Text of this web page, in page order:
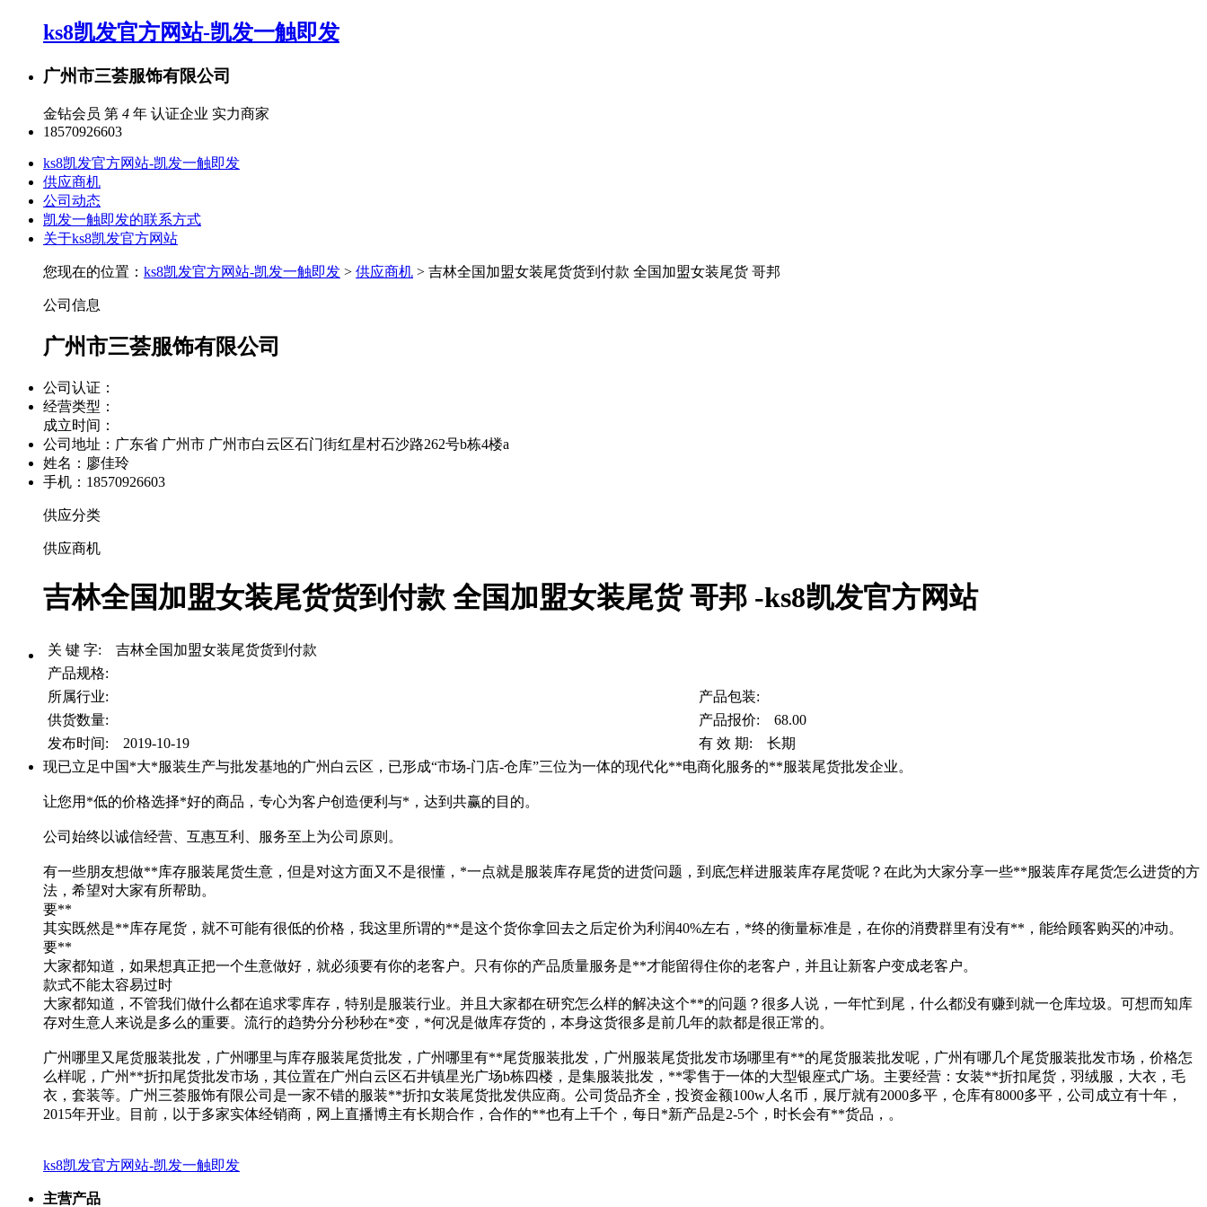
ks8凯发官方网站-凯发一触即发
广州市三荟服饰有限公司
金钻会员 第 4 年 认证企业 实力商家
18570926603
ks8凯发官方网站-凯发一触即发
供应商机
公司动态
凯发一触即发的联系方式
关于ks8凯发官方网站
您现在的位置： ks8凯发官方网站-凯发一触即发 > 供应商机 > 吉林全国加盟女装尾货货到付款 全国加盟女装尾货 哥邦
公司信息
广州市三荟服饰有限公司
公司认证：
经营类型：
成立时间：
公司地址： 广东省 广州市 广州市白云区石门街红星村石沙路262号b栋4楼a
姓名：廖佳玲
手机：18570926603
供应分类
供应商机
吉林全国加盟女装尾货货到付款 全国加盟女装尾货 哥邦 -ks8凯发官方网站
关 键 字: 吉林全国加盟女装尾货货到付款
产品规格:
所属行业:
产品包装:
供货数量:
产品报价: 68.00
发布时间: 2019-10-19
有 效 期: 长期
现已立足中国*大*服装生产与批发基地的广州白云区，已形成“市场-门店-仓库”三位为一体的现代化**电商化服务的**服装尾货批发企业。
让您用*低的价格选择*好的商品，专心为客户创造便利与*，达到共赢的目的。
公司始终以诚信经营、互惠互利、服务至上为公司原则。
有一些朋友想做**库存服装尾货生意，但是对这方面又不是很懂，*一点就是服装库存尾货的进货问题，到底怎样进服装库存尾货呢？在此为大家分享一些**服装库存尾货怎么进货的方
法，希望对大家有所帮助。
要**
其实既然是**库存尾货，就不可能有很低的价格，我这里所谓的**是这个货你拿回去之后定价为利润40%左右，*终的衡量标准是，在你的消费群里有没有**，能给顾客购买的冲动。
要**
大家都知道，如果想真正把一个生意做好，就必须要有你的老客户。只有你的产品质量服务是**才能留得住你的老客户，并且让新客户变成老客户。
款式不能太容易过时
大家都知道，不管我们做什么都在追求零库存，特别是服装行业。并且大家都在研究怎么样的解决这个**的问题？很多人说，一年忙到尾，什么都没有赚到就一仓库垃圾。可想而知库
存对生意人来说是多么的重要。流行的趋势分分秒秒在*变，*何况是做库存货的，本身这货很多是前几年的款都是很正常的。
广州哪里又尾货服装批发，广州哪里与库存服装尾货批发，广州哪里有**尾货服装批发，广州服装尾货批发市场哪里有**的尾货服装批发呢，广州有哪几个尾货服装批发市场，价格怎
么样呢，广州**折扣尾货批发市场，其位置在广州白云区石井镇星光广场b栋四楼，是集服装批发，**零售于一体的大型银座式广场。主要经营：女装**折扣尾货，羽绒服，大衣，毛
衣，套装等。广州三荟服饰有限公司是一家不错的服装**折扣女装尾货批发供应商。公司货品齐全，投资金额100w人名币，展厅就有2000多平，仓库有8000多平，公司成立有十年，
2015年开业。目前，以于多家实体经销商，网上直播博主有长期合作，合作的**也有上千个，每日*新产品是2-5个，时长会有**货品，。
ks8凯发官方网站-凯发一触即发
主营产品